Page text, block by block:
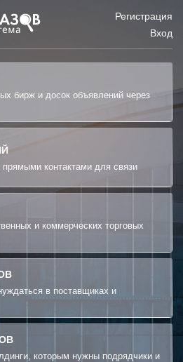
Регистрация
Вход
бирж и досок объявлений через
контактами для связи
и коммерческих торговых
в поставщиках и
которым нужны подрядчики и